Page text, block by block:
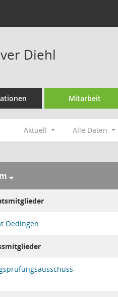
Diehl
Mitarbeit
Aktuell Alle Daten
Oedingen